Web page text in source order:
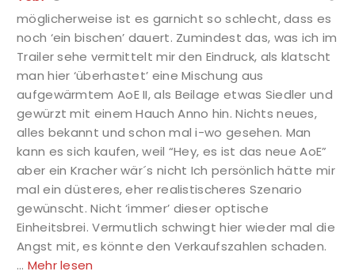
möglicherweise ist es garnicht so schlecht, dass es
noch ‘ein bischen’ dauert. Zumindest das, was ich im
Trailer sehe vermittelt mir den Eindruck, als klatscht
man hier ‘überhastet’ eine Mischung aus
aufgewärmtem AoE II, als Beilage etwas Siedler und
gewürzt mit einem Hauch Anno hin. Nichts neues,
alles bekannt und schon mal i-wo gesehen. Man
kann es sich kaufen, weil “Hey, es ist das neue AoE”
aber ein Kracher wär´s nicht Ich persönlich hätte mir
mal ein düsteres, eher realistischeres Szenario
gewünscht. Nicht ‘immer’ dieser optische
Einheitsbrei. Vermutlich schwingt hier wieder mal die
Angst mit, es könnte den Verkaufszahlen schaden.
… Mehr lesen